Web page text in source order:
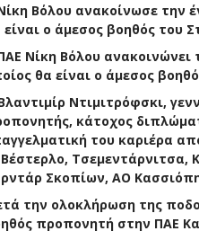
Βόλου ανακοίνωσε την
είναι ο άμεσος βοηθός του
Νίκη Βόλου ανακοινώνει
θα είναι ο άμεσος
Ντιμιτρόφσκι,
κάτοχος
του καριέρα
Βέστερλο,
Σκοπίων, ΑΟ
την ολοκλήρωση της
προπονητή στην ΠΑΕ